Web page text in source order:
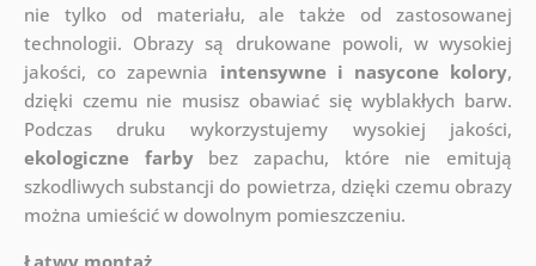
nie tylko od materiału, ale także od zastosowanej
technologii. Obrazy są drukowane powoli, w wysokiej
jakości, co zapewnia intensywne i nasycone kolory,
dzięki czemu nie musisz obawiać się wyblakłych barw.
Podczas druku wykorzystujemy wysokiej jakości,
ekologiczne farbybez zapachu, które nie emitują
szkodliwych substancji do powietrza, dzięki czemu obrazy
można umieścić w dowolnym pomieszczeniu.